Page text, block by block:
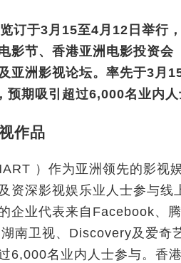
订于3月15至4月12日举行
影节、香港亚洲电影投资
亚洲影视论坛。率先于3月
期吸引超过6,000名业内人
作品
）作为亚洲领先的影视
资深影视娱乐业人士参与线
企业代表来自Facebook、
南卫视、Discovery及爱奇
6,000名业内人士参与。香